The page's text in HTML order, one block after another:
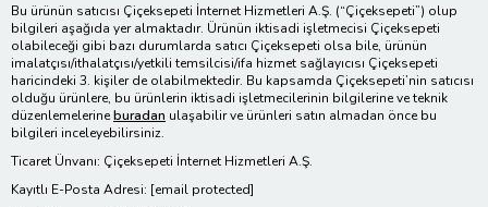
Bu ürünün satıcısı Çiçeksepeti İnternet Hizmetleri A.Ş. (“Çiçeksepeti”) olup
bilgileri aşağıda yer almaktadır. Ürünün iktisadi işletmecisi Çiçeksepeti
olabileceği gibi bazı durumlarda satıcı Çiçeksepeti olsa bile, ürünün
imalatçısı/ithalatçısı/yetkili temsilcisi/ifa hizmet sağlayıcısı Çiçeksepeti
haricindeki 3. kişiler de olabilmektedir. Bu kapsamda Çiçeksepeti’nin satıcısı
olduğu ürünlere, bu ürünlerin iktisadi işletmecilerinin bilgilerine ve teknik
düzenlemelerineburadan ulaşabilir ve ürünleri satın almadan önce bu
bilgileri inceleyebilirsiniz.
Ticaret Ünvanı: Çiçeksepeti İnternet Hizmetleri A.Ş.
Kayıtlı E-Posta Adresi: [email protected]